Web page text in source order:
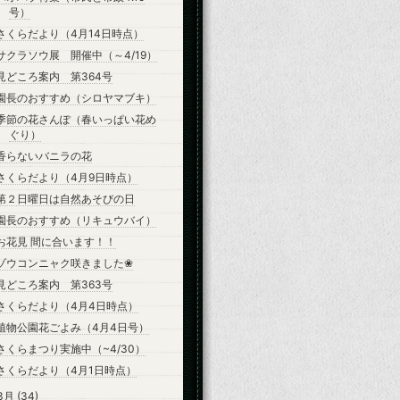
号）
くらだより（4月14日時点）
クラソウ展 開催中（～4/19）
どころ案内 第364号
長のおすすめ（シロヤマブキ）
節の花さんぽ（春いっぱい花め
ぐり）
らないバニラの花
くらだより（4月9日時点）
２日曜日は自然あそびの日
長のおすすめ（リキュウバイ）
花見 間に合います！！
ウコンニャク咲きました❀
どころ案内 第363号
くらだより（4月4日時点）
物公園花ごよみ（4月4日号）
くらまつり実施中（~4/30）
くらだより（4月1日時点）
月 (34)